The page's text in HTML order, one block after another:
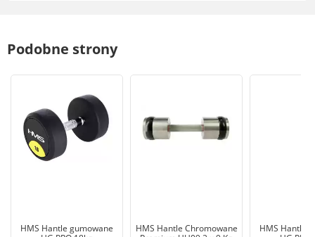
Podobne strony
HMS Hantle gumowane
HMS Hantle Chromowane
HMS Hantle